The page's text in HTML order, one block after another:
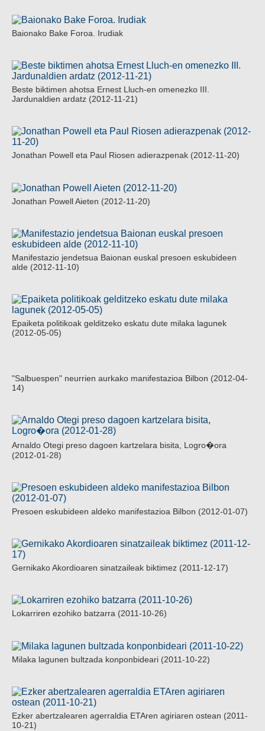
Baionako Bake Foroa. Irudiak
Beste biktimen ahotsa Ernest Lluch-en omenezko III.
Jardunaldien ardatz (2012-11-21)
Jonathan Powell eta Paul Riosen adierazpenak (2012-11-20)
Jonathan Powell Aieten (2012-11-20)
Manifestazio jendetsua Baionan euskal presoen eskubideen
alde (2012-11-10)
Epaiketa politikoak gelditzeko eskatu dute milaka lagunek
(2012-05-05)
"Salbuespen" neurrien aurkako manifestazioa Bilbon (2012-04-
14)
Arnaldo Otegi preso dagoen kartzelara bisita, Logro�ora
(2012-01-28)
Presoen eskubideen aldeko manifestazioa Bilbon (2012-01-07)
Gernikako Akordioaren sinatzaileak biktimez (2011-12-17)
Lokarriren ezohiko batzarra (2011-10-26)
Milaka lagunen bultzada konponbideari (2011-10-22)
Ezker abertzalearen agerraldia ETAren agiriaren ostean (2011-
10-21)